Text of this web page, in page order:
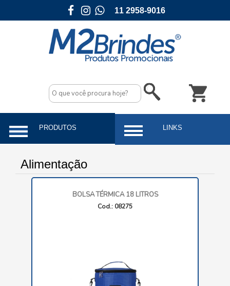
11 2958-9016
Alimentação
BOLSA TÉRMICA 18 LITROS
Cod.: 08275